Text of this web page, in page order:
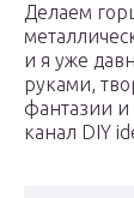
​Делаем
и я уже
руками,
фантазии и
канал DIY